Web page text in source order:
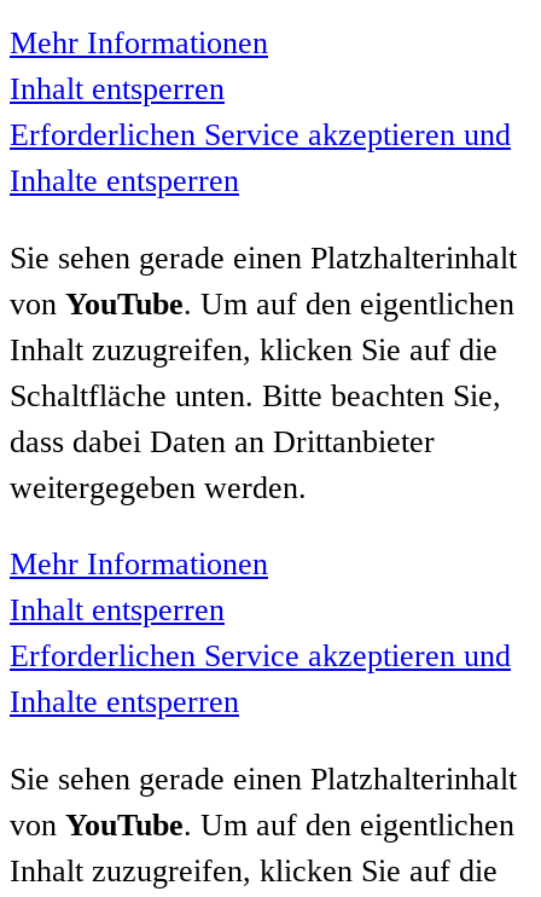
Mehr Informationen
Inhalt entsperren
Erforderlichen Service akzeptieren und
Inhalte entsperren
Sie sehen gerade einen Platzhalterinhalt
von YouTube. Um auf den eigentlichen
Inhalt zuzugreifen, klicken Sie auf die
Schaltfläche unten. Bitte beachten Sie,
dass dabei Daten an Drittanbieter
weitergegeben werden.
Mehr Informationen
Inhalt entsperren
Erforderlichen Service akzeptieren und
Inhalte entsperren
Sie sehen gerade einen Platzhalterinhalt
von YouTube. Um auf den eigentlichen
Inhalt zuzugreifen, klicken Sie auf die